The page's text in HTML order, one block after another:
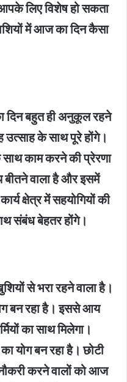
लिए विशेष हो सकता
में आज का दिन कैसा
दिन बहुत ही अनुकूल रहने
के साथ पूरे होंगे।
काम करने की प्रेरणा
बीतने वाला है और इसमें
क्षेत्र में सहयोगियों की
संबंध बेहतर होंगे।
से भरा रहने वाला है।
बन रहा है। इससे आय
का साथ मिलेगा।
योग बन रहा है। छोटी
करने वालों को आज